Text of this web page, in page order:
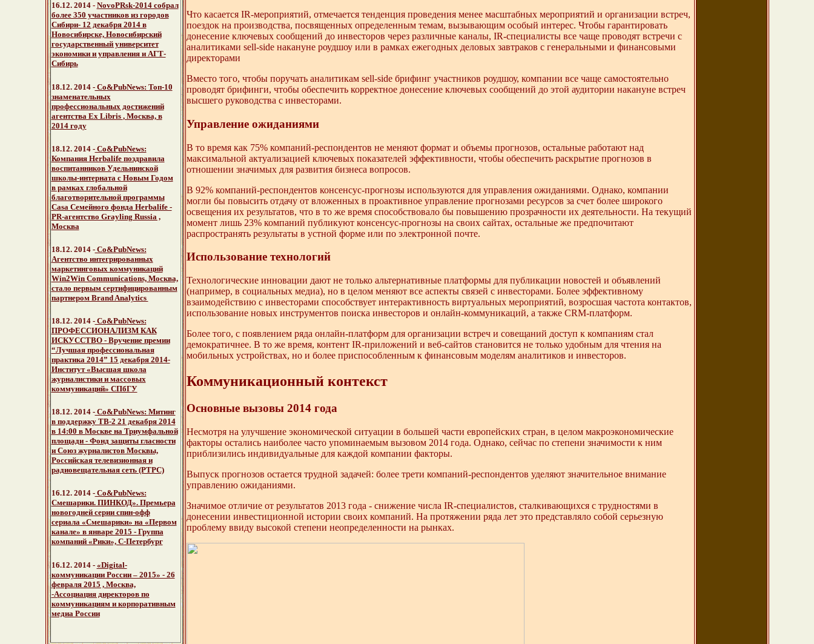
16.12. 2014 - NovoPRsk-2014 собрал
более 350 участников из городов
Сибири- 12 декабря 2014 в
Новосибирске, Новосибирский
государственный университет
экономики и управления и АГТ-
Сибирь
18.12. 2014 -Со&PubNews: Топ-10
знаменательных
профессиональных достижений
агентства Ex Libris , Москва, в
2014 году
18.12. 2014 -Со&PubNews:
Компания Herbalife поздравила
воспитанников Удельнинской
школы-интерната с Новым Годом
в рамках глобальной
благотворительной программы
Casa Семейного фонда Herbalife -
PR-агентство Grayling Russia ,
Москва
18.12. 2014 -Со&PubNews:
Агентство интегрированных
маркетинговых коммуникаций
Win2Win Communications, Москва,
стало первым сертифицированным
партнером Brand Analytics
18.12. 2014 -Со&PubNews:
ПРОФЕССИОНАЛИЗМ КАК
ИСКУССТВО - Вручение премии
“Лучшая профессиональная
практика 2014” 15 декабря 2014-
Институт «Высшая школа
журналистики и массовых
коммуникаций» СПбГУ
18.12. 2014 -Со&PubNews: Митинг
в поддержку ТВ-2 21 декабря 2014
в 14:00 в Москве на Триумфальной
площади - Фонд защиты гласности
и Союз журналистов Москвы,
Российская телевизионная и
радиовещательная сеть (РТРС)
16.12. 2014 -Со&PubNews:
Смешарики. ПИНКОД». Премьера
новогодней серии спин-офф
сериала «Смешарики» на «Первом
канале» в январе 2015 - Группа
компаний «Рики», С-Петербург
16.12. 2014 - «Digital-
коммуникации России – 2015» - 26
февраля 2015 , Москва,
-Ассоциация директоров по
коммуникациям и корпоративным
медиа России
Что касается IR-мероприятий, отмечается тенденция проведения менее масштабных мероприятий и организации встреч,
поездок на производства, посвященных определенным темам, вызывающим особый интерес. Чтобы гарантировать
донесение ключевых сообщений до инвесторов через различные каналы, IR-специалисты все чаще проводят встречи с
аналитиками sell-side накануне роудшоу или в рамках ежегодных деловых завтраков с генеральными и финансовыми
директорами
Вместо того, чтобы поручать аналитикам sell-side брифинг участников роудшоу, компании все чаще самостоятельно
проводят брифинги, чтобы обеспечить корректное донесение ключевых сообщений до этой аудитории накануне встреч
высшего руководства с инвесторами.
Управление ожиданиями
В то время как 75% компаний-респондентов не меняют формат и объемы прогнозов, остальные работают над
максимальной актуализацией ключевых показателей эффективности, чтобы обеспечить раскрытие прогнозов в
отношении значимых для развития бизнеса вопросов.
В 92% компаний-респондентов консенсус-прогнозы используются для управления ожиданиями. Однако, компании
могли бы повысить отдачу от вложенных в проактивное управление прогнозами ресурсов за счет более широкого
освещения их результатов, что в то же время способствовало бы повышению прозрачности их деятельности. На текущий
момент лишь 23% компаний публикуют консенсус-прогнозы на своих сайтах, остальные же предпочитают
распространять результаты в устной форме или по электронной почте.
Использование технологий
Технологические инновации дают не только альтернативные платформы для публикации новостей и объявлений
(например, в социальных медиа), но в целом меняют все аспекты связей с инвесторами. Более эффективному
взаимодействию с инвесторами способствует интерактивность виртуальных мероприятий, возросшая частота контактов,
использование новых инструментов поиска инвесторов и онлайн-коммуникаций, а также CRM-платформ.
Более того, с появлением ряда онлайн-платформ для организации встреч и совещаний доступ к компаниям стал
демократичнее. В то же время, контент IR-приложений и веб-сайтов становится не только удобным для чтения на
мобильных устройствах, но и более приспособленным к финансовым моделям аналитиков и инвесторов.
Коммуникационный контекст
Основные вызовы 2014 года
Несмотря на улучшение экономической ситуации в большей части европейских стран, в целом макроэкономические
факторы остались наиболее часто упоминаемым вызовом 2014 года. Однако, сейчас по степени значимости к ним
приблизились индивидуальные для каждой компании факторы.
Выпуск прогнозов остается трудной задачей: более трети компаний-респондентов уделяют значительное внимание
управлению ожиданиями.
Значимое отличие от результатов 2013 года - снижение числа IR-специалистов, сталкивающихся с трудностями в
донесении инвестиционной истории своих компаний. На протяжении ряда лет это представляло собой серьезную
проблему ввиду высокой степени неопределенности на рынках.